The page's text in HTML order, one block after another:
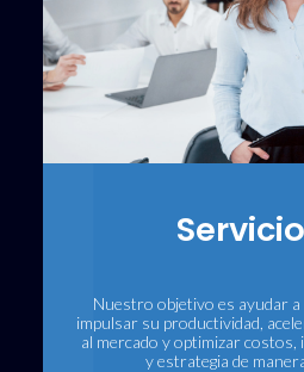
Nuestro objetivo es ayudar
impulsar su productividad,
al mercado y optimizar costos,
y estrategia de